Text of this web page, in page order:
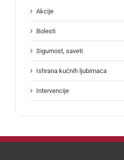
Akcije
Bolesti
Sigurnost, saveti
Ishrana kućnih ljubimaca
Intervencije